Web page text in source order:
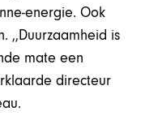
energie. Ook
,,Duurzaamheid is
mate een
directeur